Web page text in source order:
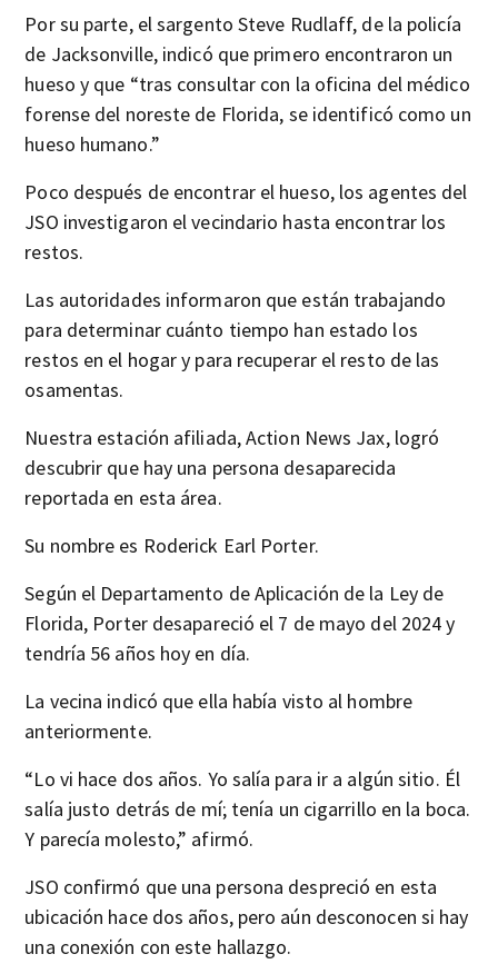
Por su parte, el sargento Steve Rudlaff, de la policía
de Jacksonville, indicó que primero encontraron un
hueso y que “tras consultar con la oficina del médico
forense del noreste de Florida, se identificó como un
hueso humano.”
Poco después de encontrar el hueso, los agentes del
JSO investigaron el vecindario hasta encontrar los
restos.
Las autoridades informaron que están trabajando
para determinar cuánto tiempo han estado los
restos en el hogar y para recuperar el resto de las
osamentas.
Nuestra estación afiliada, Action News Jax, logró
descubrir que hay una persona desaparecida
reportada en esta área.
Su nombre es Roderick Earl Porter.
Según el Departamento de Aplicación de la Ley de
Florida, Porter desapareció el 7 de mayo del 2024 y
tendría 56 años hoy en día.
La vecina indicó que ella había visto al hombre
anteriormente.
“Lo vi hace dos años. Yo salía para ir a algún sitio. Él
salía justo detrás de mí; tenía un cigarrillo en la boca.
Y parecía molesto,” afirmó.
JSO confirmó que una persona despreció en esta
ubicación hace dos años, pero aún desconocen si hay
una conexión con este hallazgo.